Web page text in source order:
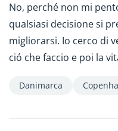
No, perché non mi
qualsiasi decisione si
migliorarsi. Io cerco di
ció che faccio e poi la
Danimarca